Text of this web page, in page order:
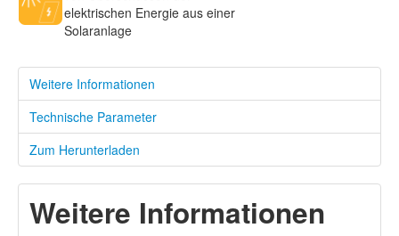
elektrischen Energie aus einer
Solaranlage
Weitere Informationen
Technische Parameter
Zum Herunterladen
Weitere Informationen